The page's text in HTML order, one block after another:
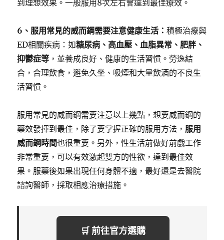
到理想效果。一般服用8次左右會達到最佳療效。
6、服用常見的威而鋼需要注意健康生活：積極治療與
ED相關疾病：如糖尿病、高血壓、血脂異常、肥胖、
抑鬱症等 ，並養成良好、健康的生活習慣。勞逸結
合，合理飲食，避免久坐、吸煙和大量飲酒的不良生
活習慣。
服用常見的威而鋼需要注意以上幾點，想要威而鋼的
藥效發揮到最佳，除了要掌握正確的服用方法， 服用
威而鋼時間也很重要。另外，性生活前做好前戲工作
非常重要，可以有效激起雙方的性欲，達到最佳效
果。服藥後如果出現任何身體不適，最好還是去醫院
諮詢醫師，採取相應治療措施。
🛒 前往官方選購